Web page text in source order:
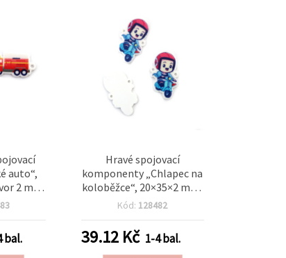
auto“,
2 mm,
výrobu
bal.
Hravé spojovací
komponenty „Chlapec na
koloběžce“, 20×35×2 mm,
otvor 2 mm, balení 10 ks
veselé náramky a
kreativní DIY dekorace
Kód: 128482
39.12Kč 1-4 bal.